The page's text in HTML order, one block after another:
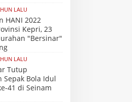
LALU
HANI 2022
Kepri, 23
"Bersinar"
LALU
Tutup
Sepak Bola Idul
41 di Seinam